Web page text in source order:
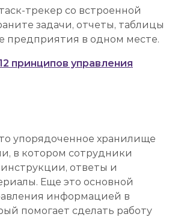
трекер со встроенной
задачи, отчеты, таблицы
предприятия в одном месте.
принципов управления
упорядоченное хранилище
в котором сотрудники
ответы и
Еще это основной
информацией в
помогает сделать работу